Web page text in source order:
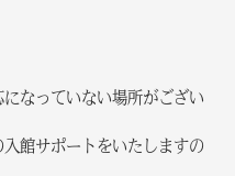
なっていない場所がござい
館サポートをいたしますの